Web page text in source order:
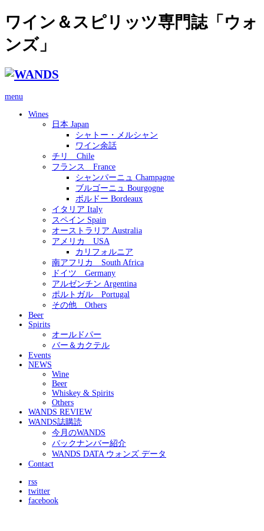
ワイン＆スピリッツ専門誌「ウォ
ンズ」
menu
Wines
日本 Japan
シャトー・メルシャン
ワイン余話
チリ Chile
フランス France
シャンパーニュ Champagne
ブルゴーニュ Bourgogne
ボルドー Bordeaux
イタリア Italy
スペイン Spain
オーストラリア Australia
アメリカ USA
カリフォルニア
南アフリカ South Africa
ドイツ Germany
アルゼンチン Argentina
ポルトガル Portugal
その他 Others
Beer
Spirits
オールドパー
バー＆カクテル
Events
NEWS
Wine
Beer
Whiskey & Spirits
Others
WANDS REVIEW
WANDS誌購読
今月のWANDS
バックナンバー紹介
WANDS DATA ウォンズ データ
Contact
rss
twitter
facebook